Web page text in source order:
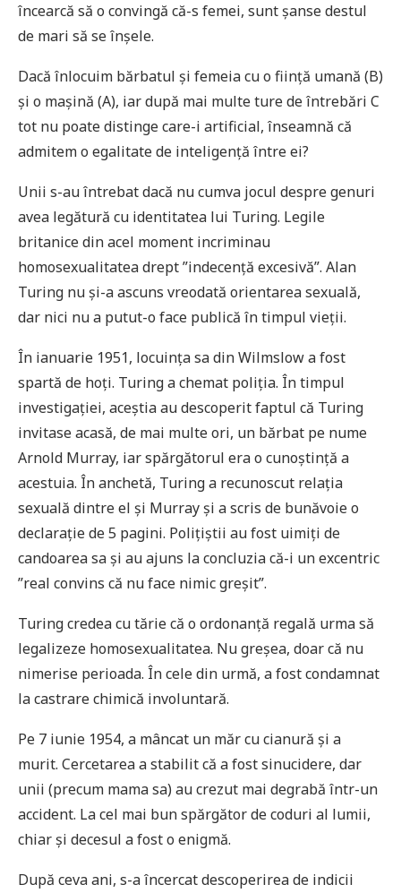
încearcă să o convingă că-s femei, sunt șanse destul
de mari să se înșele.
Dacă înlocuim bărbatul și femeia cu o ființă umană (B)
și o mașină (A), iar după mai multe ture de întrebări C
tot nu poate distinge care-i artificial, înseamnă că
admitem o egalitate de inteligență între ei?
Unii s-au întrebat dacă nu cumva jocul despre genuri
avea legătură cu identitatea lui Turing. Legile
britanice din acel moment incriminau
homosexualitatea drept ”indecență excesivă”. Alan
Turing nu și-a ascuns vreodată orientarea sexuală,
dar nici nu a putut-o face publică în timpul vieții.
În ianuarie 1951, locuința sa din Wilmslow a fost
spartă de hoți. Turing a chemat poliția. În timpul
investigației, aceștia au descoperit faptul că Turing
invitase acasă, de mai multe ori, un bărbat pe nume
Arnold Murray, iar spărgătorul era o cunoștință a
acestuia. În anchetă, Turing a recunoscut relația
sexuală dintre el și Murray și a scris de bunăvoie o
declarație de 5 pagini. Polițiștii au fost uimiți de
candoarea sa și au ajuns la concluzia că-i un excentric
”real convins că nu face nimic greșit”.
Turing credea cu tărie că o ordonanță regală urma să
legalizeze homosexualitatea. Nu greșea, doar că nu
nimerise perioada. În cele din urmă, a fost condamnat
la castrare chimică involuntară.
Pe 7 iunie 1954, a mâncat un măr cu cianură și a
murit. Cercetarea a stabilit că a fost sinucidere, dar
unii (precum mama sa) au crezut mai degrabă într-un
accident. La cel mai bun spărgător de coduri al lumii,
chiar și decesul a fost o enigmă.
După ceva ani, s-a încercat descoperirea de indicii